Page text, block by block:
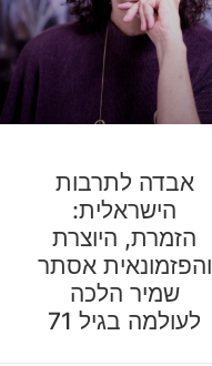
אבדה לתרבות
הישראלית:
הזמרת, היוצרת
והפזמונאית אסתר
שמיר הלכה
לעולמה בגיל 71